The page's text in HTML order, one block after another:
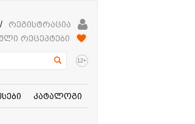
/
რეგისტრაცია
რეცეპტები
12+
კატალოგი